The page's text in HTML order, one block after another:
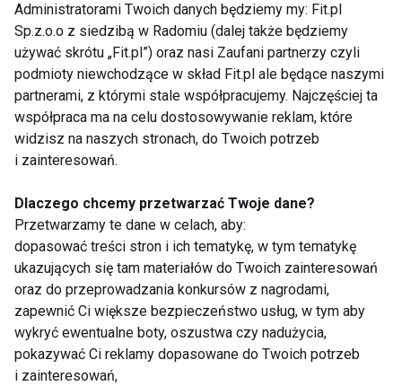
ceny warzyw są wyższe aż o 40% rok do roku.
Prognozy również nie napawają optymizmem, ze
względu na panującą w kraju suszę, a eksperci
zapowiadają poprawę sytuacji dopiero jesienią. Jak
zadbać o prawidłowe żywienie bez bolesnego
uszczerbku w domowym budżecie?
Dobrym sposobem na oszczędność jest przede
sezonowe zawsze są nieco tańsze od tych
importowanych, kupowanych w innych porach roku.
Wybierając usługi spożywczych sklepów
internetowych, takich jak Barbora, można skorzystać
z okazyjnych cen na warzywa i owoce.
OWOCE WARZYWA PRODUKTY
Administratorami Twoich danych będziemy my: Fit.pl
Sp.z.o.o z siedzibą w Radomiu (dalej także będziemy
używać skrótu „Fit.pl”) oraz nasi Zaufani partnerzy czyli
podmioty niewchodzące w skład Fit.pl ale będące naszymi
partnerami, z którymi stale współpracujemy. Najczęściej ta
współpraca ma na celu dostosowywanie reklam, które
widzisz na naszych stronach, do Twoich potrzeb
i zainteresowań.
Dlaczego chcemy przetwarzać Twoje dane?
Przetwarzamy te dane w celach, aby:
dopasować treści stron i ich tematykę, w tym tematykę
ukazujących się tam materiałów do Twoich zainteresowań
oraz do przeprowadzania konkursów z nagrodami,
zapewnić Ci większe bezpieczeństwo usług, w tym aby
wykryć ewentualne boty, oszustwa czy nadużycia,
pokazywać Ci reklamy dopasowane do Twoich potrzeb
i zainteresowań,